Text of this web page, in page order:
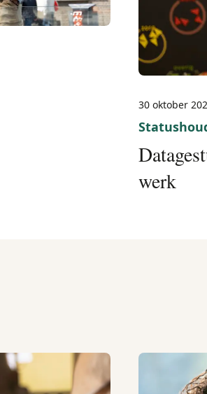
30 oktober
werk